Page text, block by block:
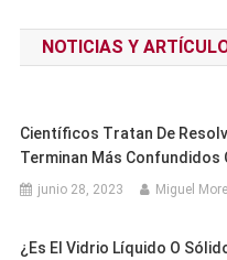
de
entradas
NOTICIAS Y
Científicos Tratan De
Terminan Más Confundidos
junio 28, 2023 Miguel
¿Es El Vidrio Líquido O